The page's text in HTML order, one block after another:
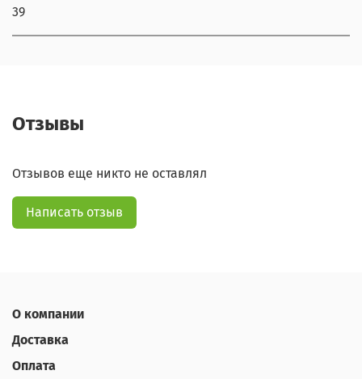
39
Отзывы
Отзывов еще никто не оставлял
Написать отзыв
О компании
Доставка
Оплата